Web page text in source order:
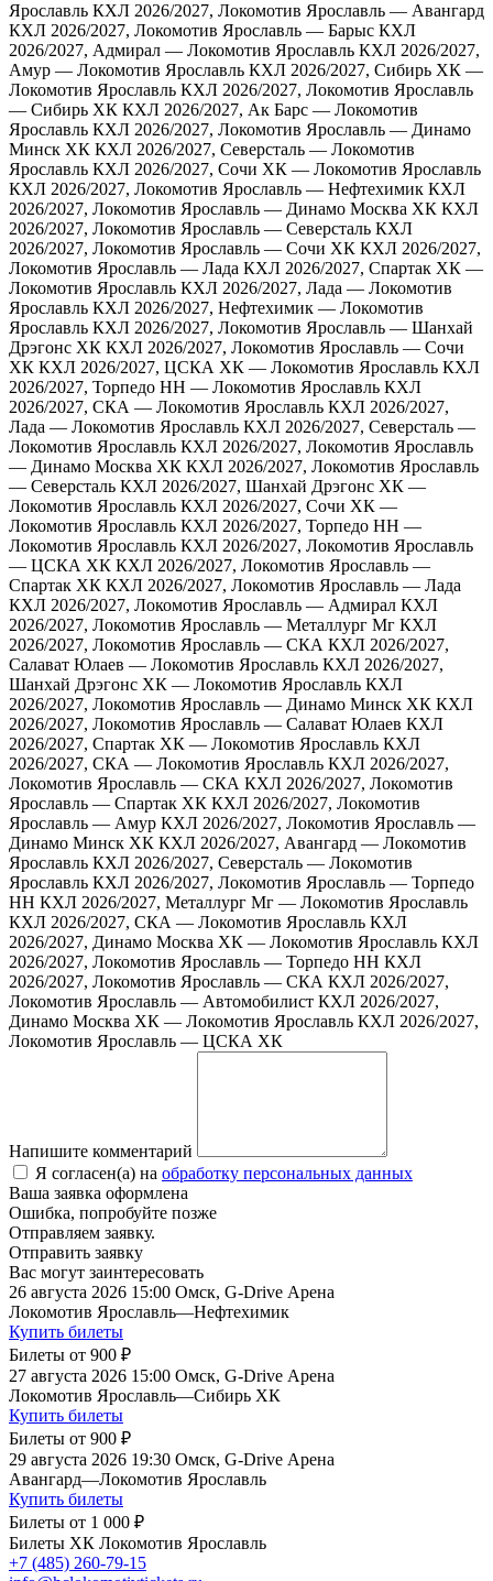
Ярославль КХЛ 2026/2027, Локомотив Ярославль — Авангард
КХЛ 2026/2027, Локомотив Ярославль — Барыс КХЛ
2026/2027, Адмирал — Локомотив Ярославль КХЛ 2026/2027,
Амур — Локомотив Ярославль КХЛ 2026/2027, Сибирь ХК —
Локомотив Ярославль КХЛ 2026/2027, Локомотив Ярославль
— Сибирь ХК КХЛ 2026/2027, Ак Барс — Локомотив
Ярославль КХЛ 2026/2027, Локомотив Ярославль — Динамо
Минск ХК КХЛ 2026/2027, Северсталь — Локомотив
Ярославль КХЛ 2026/2027, Сочи ХК — Локомотив Ярославль
КХЛ 2026/2027, Локомотив Ярославль — Нефтехимик КХЛ
2026/2027, Локомотив Ярославль — Динамо Москва ХК КХЛ
2026/2027, Локомотив Ярославль — Северсталь КХЛ
2026/2027, Локомотив Ярославль — Сочи ХК КХЛ 2026/2027,
Локомотив Ярославль — Лада КХЛ 2026/2027, Спартак ХК —
Локомотив Ярославль КХЛ 2026/2027, Лада — Локомотив
Ярославль КХЛ 2026/2027, Нефтехимик — Локомотив
Ярославль КХЛ 2026/2027, Локомотив Ярославль — Шанхай
Дрэгонс ХК КХЛ 2026/2027, Локомотив Ярославль — Сочи
ХК КХЛ 2026/2027, ЦСКА ХК — Локомотив Ярославль КХЛ
2026/2027, Торпедо НН — Локомотив Ярославль КХЛ
2026/2027, СКА — Локомотив Ярославль КХЛ 2026/2027,
Лада — Локомотив Ярославль КХЛ 2026/2027, Северсталь —
Локомотив Ярославль КХЛ 2026/2027, Локомотив Ярославль
— Динамо Москва ХК КХЛ 2026/2027, Локомотив Ярославль
— Северсталь КХЛ 2026/2027, Шанхай Дрэгонс ХК —
Локомотив Ярославль КХЛ 2026/2027, Сочи ХК —
Локомотив Ярославль КХЛ 2026/2027, Торпедо НН —
Локомотив Ярославль КХЛ 2026/2027, Локомотив Ярославль
— ЦСКА ХК КХЛ 2026/2027, Локомотив Ярославль —
Спартак ХК КХЛ 2026/2027, Локомотив Ярославль — Лада
КХЛ 2026/2027, Локомотив Ярославль — Адмирал КХЛ
2026/2027, Локомотив Ярославль — Металлург Мг КХЛ
2026/2027, Локомотив Ярославль — СКА КХЛ 2026/2027,
Салават Юлаев — Локомотив Ярославль КХЛ 2026/2027,
Шанхай Дрэгонс ХК — Локомотив Ярославль КХЛ
2026/2027, Локомотив Ярославль — Динамо Минск ХК КХЛ
2026/2027, Локомотив Ярославль — Салават Юлаев КХЛ
2026/2027, Спартак ХК — Локомотив Ярославль КХЛ
2026/2027, СКА — Локомотив Ярославль КХЛ 2026/2027,
Локомотив Ярославль — СКА КХЛ 2026/2027, Локомотив
Ярославль — Спартак ХК КХЛ 2026/2027, Локомотив
Ярославль — Амур КХЛ 2026/2027, Локомотив Ярославль —
Динамо Минск ХК КХЛ 2026/2027, Авангард — Локомотив
Ярославль КХЛ 2026/2027, Северсталь — Локомотив
Ярославль КХЛ 2026/2027, Локомотив Ярославль — Торпедо
НН КХЛ 2026/2027, Металлург Мг — Локомотив Ярославль
КХЛ 2026/2027, СКА — Локомотив Ярославль КХЛ
2026/2027, Динамо Москва ХК — Локомотив Ярославль КХЛ
2026/2027, Локомотив Ярославль — Торпедо НН КХЛ
2026/2027, Локомотив Ярославль — СКА КХЛ 2026/2027,
Локомотив Ярославль — Автомобилист КХЛ 2026/2027,
Динамо Москва ХК — Локомотив Ярославль КХЛ 2026/2027,
Локомотив Ярославль — ЦСКА ХК
Напишите комментарий
Я согласен(а) на обработку персональных данных
Ваша заявка оформлена
Ошибка, попробуйте позже
Отправляем заявку.
Отправить заявку
Вас могут заинтересовать
26 августа 2026 15:00 Омск, G-Drive Арена
Локомотив Ярославль—Нефтехимик
Купить билеты
Билеты от 900 ₽
27 августа 2026 15:00 Омск, G-Drive Арена
Локомотив Ярославль—Сибирь ХК
Купить билеты
Билеты от 900 ₽
29 августа 2026 19:30 Омск, G-Drive Арена
Авангард—Локомотив Ярославль
Купить билеты
Билеты от 1 000 ₽
Билеты ХК Локомотив Ярославль
+7 (485) 260-79-15